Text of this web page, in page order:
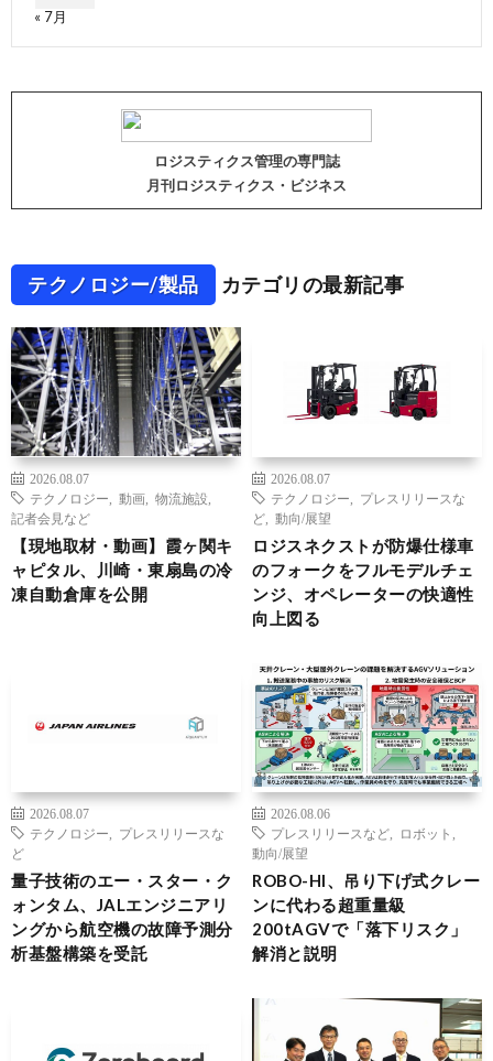
« 7月
ロジスティクス管理の専門誌
月刊ロジスティクス・ビジネス
テクノロジー/製品 カテゴリの最新記事
2026.08.07
テクノロジー
動画 物流施設
記者会見など
【現地取材・動画】霞ヶ関キ
ャピタル、川崎・東扇島の冷
凍自動倉庫を公開
2026.08.07
テクノロジー
プレスリリースな
ど
動向/展望
ロジスネクストが防爆仕様車
のフォークをフルモデルチェ
ンジ、オペレーターの快適性
向上図る
2026.08.07
テクノロジー
プレスリリースな
ど
量子技術のエー・スター・ク
ォンタム、JALエンジニアリ
ングから航空機の故障予測分
析基盤構築を受託
2026.08.06
プレスリリースなど
ロボット
動向/展望
ROBO-HI、吊り下げ式クレー
ンに代わる超重量級
200tAGVで「落下リスク」
解消と説明